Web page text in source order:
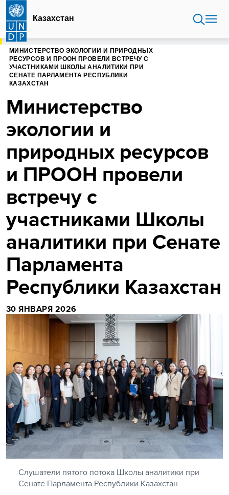
Перейти
основному
содержанию
Казахстан
ГЛАВНАЯ
МИНИСТЕРСТВО ЭКОЛОГИИ И ПРИРОДНЫХ
РЕСУРСОВ И ПРООН ПРОВЕЛИ ВСТРЕЧУ С
УЧАСТНИКАМИ ШКОЛЫ АНАЛИТИКИ ПРИ
СЕНАТЕ ПАРЛАМЕНТА РЕСПУБЛИКИ
КАЗАХСТАН
Министерство
экологии и
природных ресурсов
и ПРООН провели
встречу с
участниками Школы
аналитики при Сенате
Парламента
Республики Казахстан
30 ЯНВАРЯ 2026
Слушатели пятого потока Школы аналитики при
Сенате Парламента Республики Казахстан